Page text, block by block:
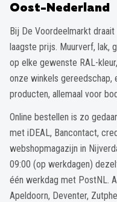
Oost-Nederland
Bij De Voordeelmarkt
laagste prijs. Muurverf, lak,
op elke gewenste RAL-
onze winkels gereedschap,
producten, allemaal voor
Online bestellen is zo
met iDEAL, Bancontact,
webshopmagazijn in
09:00 (op werkdagen)
één werkdag met PostNL.
Apeldoorn, Deventer,